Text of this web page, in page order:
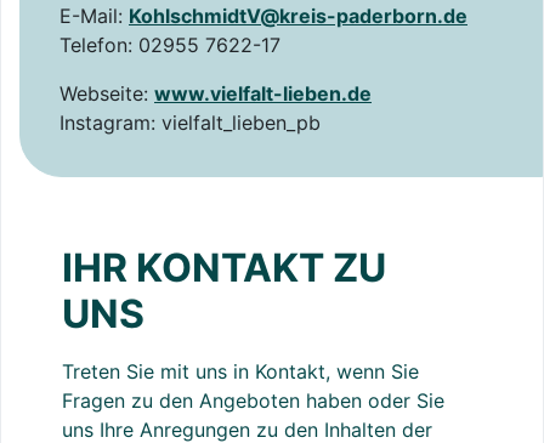
E-Mail: KohlschmidtV@kreis-paderborn.de
Telefon: 02955 7622-17
Webseite: www.vielfalt-lieben.de
Instagram: vielfalt_lieben_pb
IHR KONTAKT ZU
UNS
Treten Sie mit uns in Kontakt, wenn Sie
Fragen zu den Angeboten haben oder Sie
uns Ihre Anregungen zu den Inhalten der